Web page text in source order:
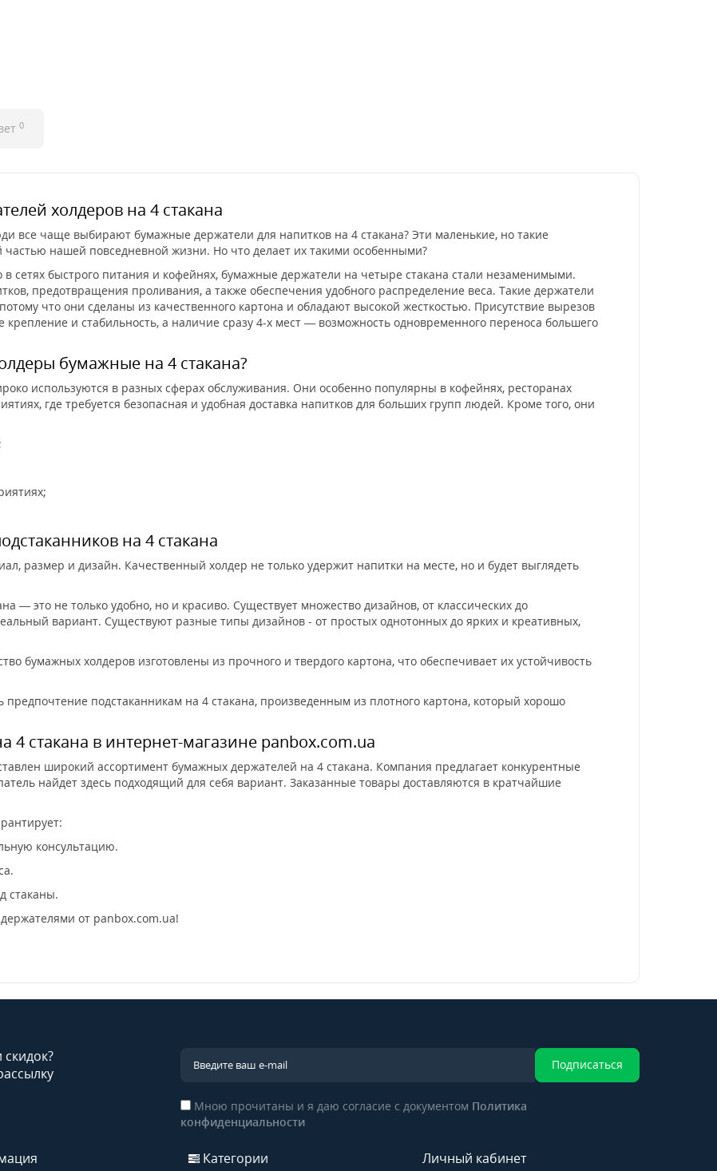
0
холдеров на 4 стакана
все чаще выбирают бумажные держатели для напитков на 4 стакана? Эти маленькие, но такие
частью нашей повседневной жизни. Но что делает их такими особенными?
сетях быстрого питания и кофейнях, бумажные держатели на четыре стакана стали незаменимыми.
предотвращения проливания, а также обеспечения удобного распределение веса. Такие держатели
что они сделаны из качественного картона и обладают высокой жесткостью. Присутствие вырезов
крепление и стабильность, а наличие сразу 4-х мест — возможность одновременного переноса большего
бумажные на 4 стакана?
используются в разных сферах обслуживания. Они особенно популярны в кофейнях, ресторанах
где требуется безопасная и удобная доставка напитков для больших групп людей. Кроме того, они
на 4 стакана
размер и дизайн. Качественный холдер не только удержит напитки на месте, но и будет выглядеть
— это не только удобно, но и красиво. Существует множество дизайнов, от классических до
вариант. Существуют разные типы дизайнов - от простых однотонных до ярких и креативных,
бумажных холдеров изготовлены из прочного и твердого картона, что обеспечивает их устойчивость
предпочтение подстаканникам на 4 стакана, произведенным из плотного картона, который хорошо
4 стакана в интернет-магазине panbox.com.ua
широкий ассортимент бумажных держателей на 4 стакана. Компания предлагает конкурентные
найдет здесь подходящий для себя вариант. Заказанные товары доставляются в кратчайшие
консультацию.
стаканы.
от panbox.com.ua!
скидок?
Подписаться
Мною прочитаны и я даю согласие с документом Политика
конфиденциальности
Категории Личный кабинет